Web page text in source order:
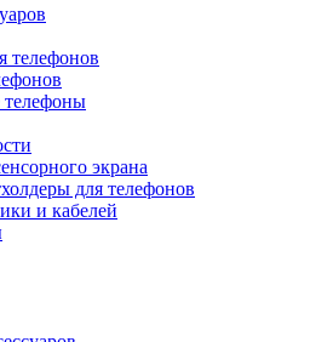
телефонов
телефоны
экрана
для телефонов
и кабелей